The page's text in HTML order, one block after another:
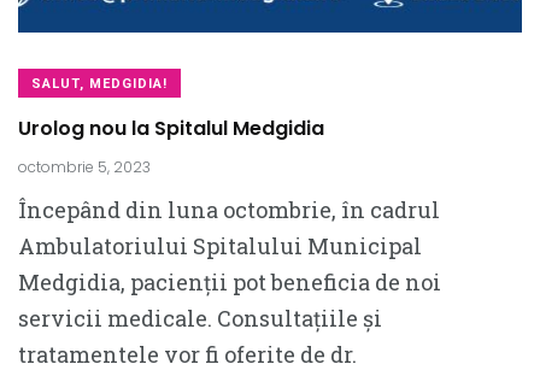
SALUT, MEDGIDIA!
Urolog nou la Spitalul Medgidia
octombrie 5, 2023
Începând din luna octombrie, în cadrul
Ambulatoriului Spitalului Municipal
Medgidia, pacienții pot beneficia de noi
servicii medicale. Consultațiile și
tratamentele vor fi oferite de dr.